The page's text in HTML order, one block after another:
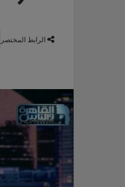
الرابط المختصر